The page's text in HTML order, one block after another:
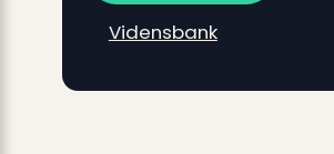
Vidensbank